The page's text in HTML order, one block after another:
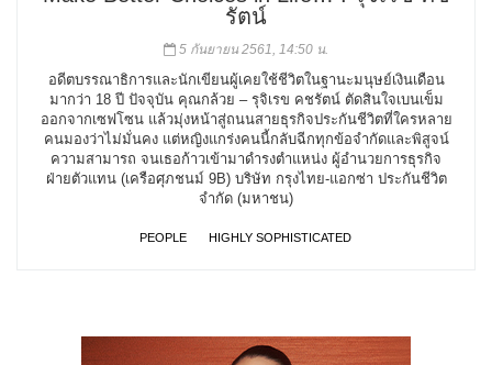
รัตน์
5 กันยายน 2561, 14:50 น.
อดีตบรรณาธิการและนักเขียนผู้เคยใช้ชีวิตในฐานะมนุษย์เงินเดือน
มากว่า 18 ปี ปัจจุบัน คุณกล้วย – รุจิเรข คชรัตน์ ตัดสินใจเบนเข็ม
ออกจากเซฟโซน แล้วมุ่งหน้าสู่ถนนสายธุรกิจประกันชีวิตที่ใครหลาย
คนมองว่าไม่มั่นคง แต่หญิงแกร่งคนนี้กลับฉีกทุกข้อจำกัดและพิสูจน์
ความสามารถ จนเธอก้าวเข้ามาดำรงตำแหน่ง ผู้อำนวยการธุรกิจ
ฝ่ายตัวแทน (เครือศุภชนม์ 9B) บริษัท กรุงไทย-แอกซ่า ประกันชีวิต
จำกัด (มหาชน)
PEOPLE HIGHLY SOPHISTICATED